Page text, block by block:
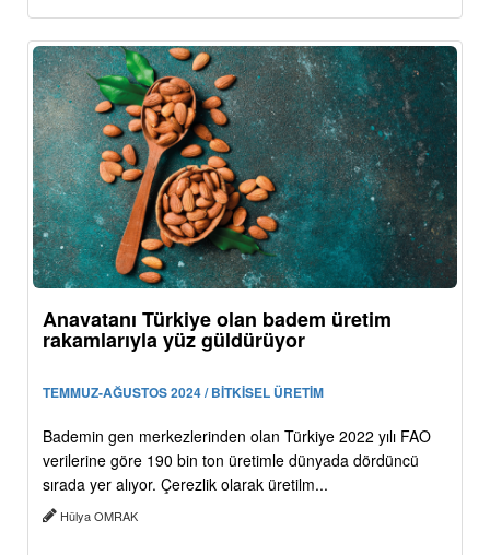
Anavatanı Türkiye olan badem üretim
rakamlarıyla yüz güldürüyor
TEMMUZ-AĞUSTOS 2024 / BİTKİSEL ÜRETİM
Bademin gen merkezlerinden olan Türkiye 2022 yılı FAO
verilerine göre 190 bin ton üretimle dünyada dördüncü
sırada yer alıyor. Çerezlik olarak üretilm...
Hülya OMRAK